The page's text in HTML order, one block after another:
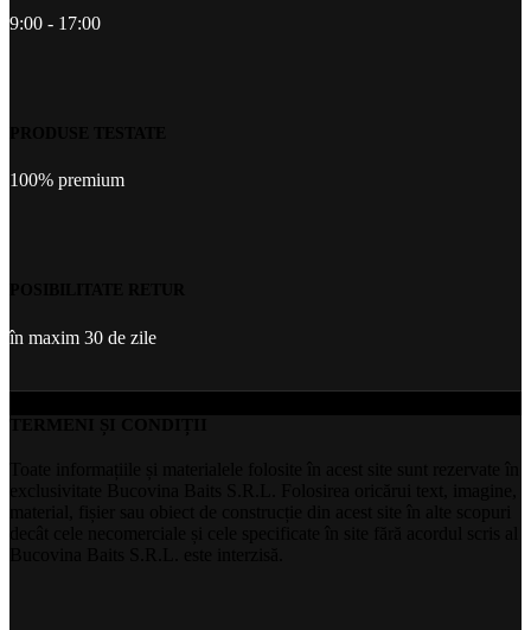
9:00 - 17:00
100% premium
în maxim 30 de zile